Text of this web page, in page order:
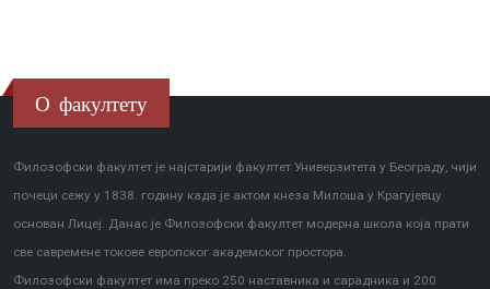
О факултету
Филозофски факултет је најстарији факултет Универзитета у Београду, чији
почеци сежу у 1838. годину када је актом кнеза Милоша у Крагујевцу
основан Лицеј. Данас је Филозофски факултет модерна школа која прати
све савремене токове европског академског простора.
Филозофски факултет има преко 250 наставника и сарадника и 200